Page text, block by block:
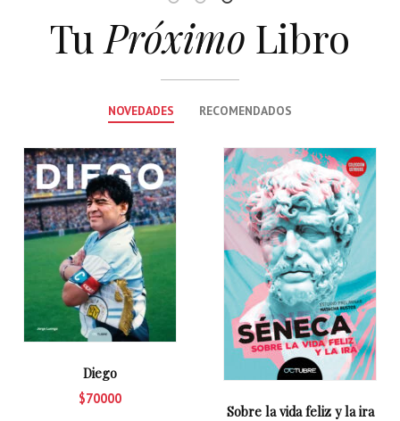
Tu Próximo Libro
NOVEDADES RECOMENDADOS
Diego
$70000
Sobre la vida feliz y la ira